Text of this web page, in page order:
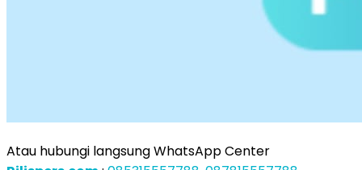
Atau hubungi langsung WhatsApp Center